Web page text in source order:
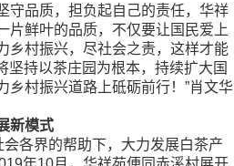
守品质，担负起自己的责任，华祥
片鲜叶的品质，不仅要让国民爱上
乡村振兴，尽社会之责，这样才能
坚持以茶庄园为根本，持续扩大国
乡村振兴道路上砥砺前行！”肖文华
新模式
各界的帮助下，大力发展白茶产